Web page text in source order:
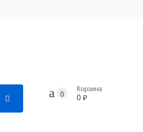
0
Корзина
0 ₽